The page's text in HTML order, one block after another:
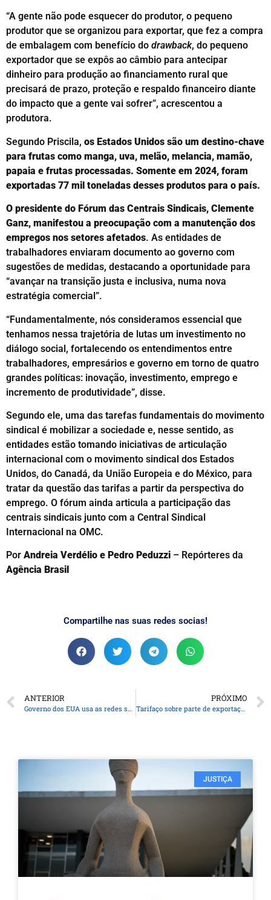
“A gente não pode esquecer do produtor, o pequeno
produtor que se organizou para exportar, que fez a compra
de embalagem com benefício do drawback, do pequeno
exportador que se expôs ao câmbio para antecipar
dinheiro para produção ao financiamento rural que
precisará de prazo, proteção e respaldo financeiro diante
do impacto que a gente vai sofrer”, acrescentou a
produtora.
Segundo Priscila, os Estados Unidos são um destino-chave
para frutas como manga, uva, melão, melancia, mamão,
papaia e frutas processadas. Somente em 2024, foram
exportadas 77 mil toneladas desses produtos para o país.
O presidente do Fórum das Centrais Sindicais, Clemente
Ganz, manifestou a preocupação com a manutenção dos
empregos nos setores afetados. As entidades de
trabalhadores enviaram documento ao governo com
sugestões de medidas, destacando a oportunidade para
“avançar na transição justa e inclusiva, numa nova
estratégia comercial”.
“Fundamentalmente, nós consideramos essencial que
tenhamos nessa trajetória de lutas um investimento no
diálogo social, fortalecendo os entendimentos entre
trabalhadores, empresários e governo em torno de quatro
grandes políticas: inovação, investimento, emprego e
incremento de produtividade”, disse.
Segundo ele, uma das tarefas fundamentais do movimento
sindical é mobilizar a sociedade e, nesse sentido, as
entidades estão tomando iniciativas de articulação
internacional com o movimento sindical dos Estados
Unidos, do Canadá, da União Europeia e do México, para
tratar da questão das tarifas a partir da perspectiva do
emprego. O fórum ainda articula a participação das
centrais sindicais junto com a Central Sindical
Internacional na OMC.
Por Andreia Verdélio e Pedro Peduzzi – Repórteres da
Agência Brasil
Compartilhe nas suas redes socias!
ANTERIOR
Governo dos EUA usa as redes sociais para reagir à prisão de Bolsonaro
PRÓXIMO
Tarifaço sobre parte de exportações brasileiras entra em vigor hoje
JUSTIÇA